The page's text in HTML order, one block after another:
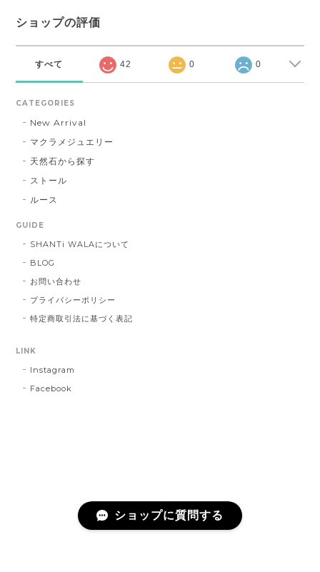
ショップの評価
すべて 42 0 0
CATEGORIES
New Arrival
マクラメジュエリー
天然石から探す
ストール
ルース
GUIDE
SHANTi WALAについて
BLOG
お問い合わせ
プライバシーポリシー
特定商取引法に基づく表記
LINK
Instagram
Facebook
ショップに質問する